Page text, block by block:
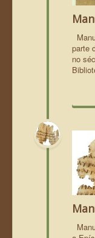
parte
no